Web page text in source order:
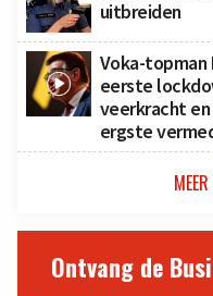
uitbreiden
Voka-topman
eerste
veerkracht
ergste
Ontvang de